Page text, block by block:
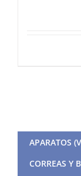
APARATOS
CORREAS Y